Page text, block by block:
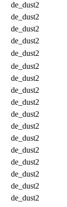
de_dust2
de_dust2
de_dust2
de_dust2
de_dust2
de_dust2
de_dust2
de_dust2
de_dust2
de_dust2
de_dust2
de_dust2
de_dust2
de_dust2
de_dust2
de_dust2
de_dust2